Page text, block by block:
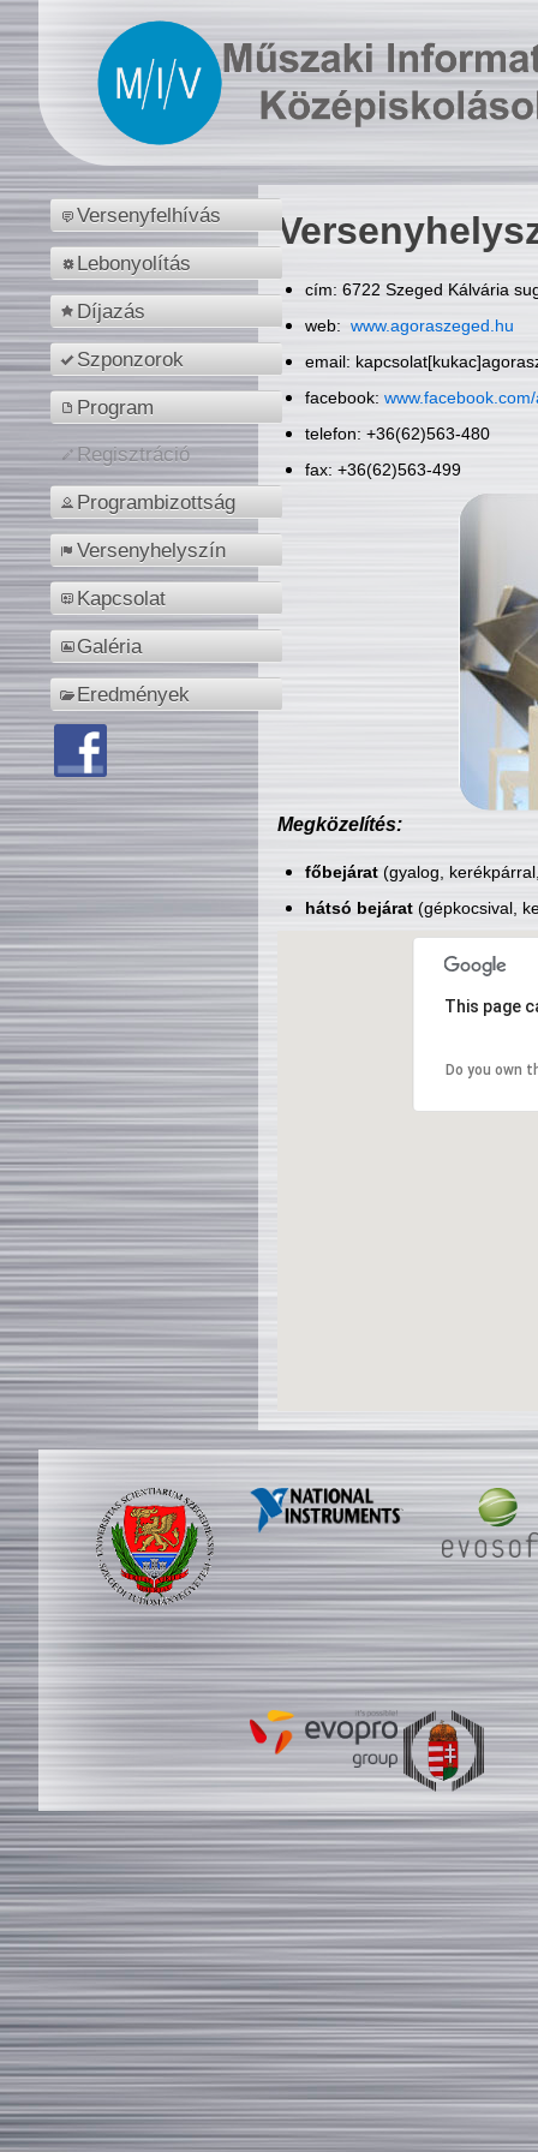
Versenyfelhívás
Lebonyolítás
Díjazás
Szponzorok
Program
Regisztráció
Programbizottság
Versenyhelyszín
Kapcsolat
Galéria
Eredmények
cím: 6722 Szeged Kálvária
web: www.agoraszeged.hu
email:
facebook:
telefon: +36(62)563-480
fax: +36(62)563-499
Megközelítés:
főbejárat(gyalog,
hátsó bejárat(gépkocsival,
This page
Do you own